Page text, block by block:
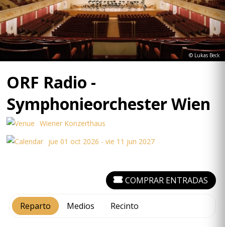
© Lukas Beck
ORF Radio -
Symphonieorchester Wien
Wiener Konzerthaus
jue 01 oct 2026 - vie 11 jun 2027
Reparto Medios Recinto
COMPRAR ENTRADAS